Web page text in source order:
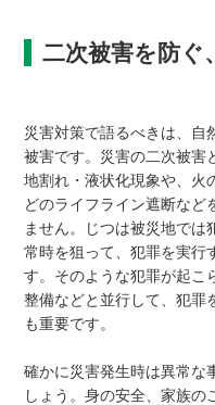
二次被害を防ぐ
災害対策で語るべきは、自
被害です。災害の二次被害
地割れ・液状化現象や、火
どのライフライン遮断など
ません。じつは被災地で
常時を狙って、犯罪を実行
す。そのような犯罪が起こ
整備などと並行して、犯罪
も重要です。
確かに災害発生時は異常な
しょう。身の安全、家族の